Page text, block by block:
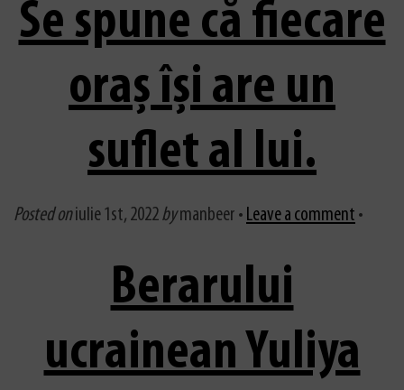
Se spune că fiecare
oraș își are un
suflet al lui.
Posted oniulie 1st, 2022bymanbeer • Leave a comment •
Berarului
ucrainean Yuliya